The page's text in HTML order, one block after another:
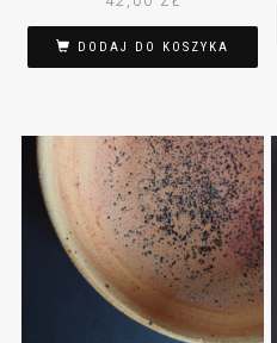
DODAJ DO KOSZYKA